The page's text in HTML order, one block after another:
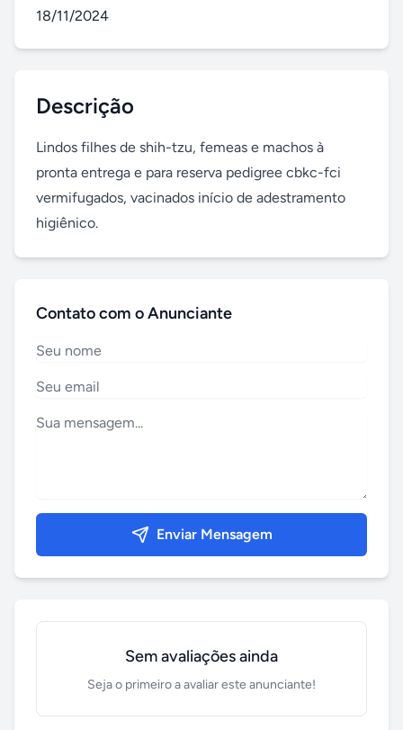
18/11/2024
Descrição
Lindos filhes de shih-tzu, femeas e machos à
pronta entrega e para reserva pedigree cbkc-fci
vermifugados, vacinados início de adestramento
higiênico.
Contato com o Anunciante
Enviar Mensagem
Sem avaliações ainda
Seja o primeiro a avaliar este anunciante!